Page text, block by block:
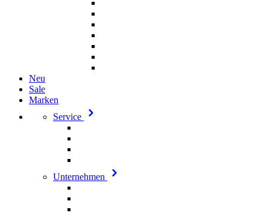
Neu
Sale
Marken
Service
Unternehmen